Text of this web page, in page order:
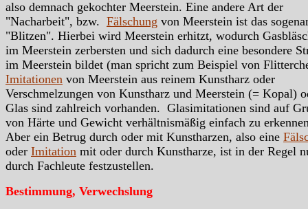
also demnach gekochter Meerstein. Eine andere Art der
"Nacharbeit", bzw. Fälschung von Meerstein ist das
"Blitzen". Hierbei wird Meerstein erhitzt, wodurch
im Meerstein zerbersten und sich dadurch eine besondere
im Meerstein bildet (man spricht zum Beispiel von
Imitationen von Meerstein aus reinem Kunstharz oder
Verschmelzungen von Kunstharz und Meerstein (= Kopal)
Glas sind zahlreich vorhanden. Glasimitationen sind auf
von Härte und Gewicht verhältnismäßig einfach zu
Aber ein Betrug durch oder mit Kunstharzen, also eine
oder Imitation mit oder durch Kunstharze, ist in der Regel
durch Fachleute festzustellen.
Bestimmung, Verwechslung